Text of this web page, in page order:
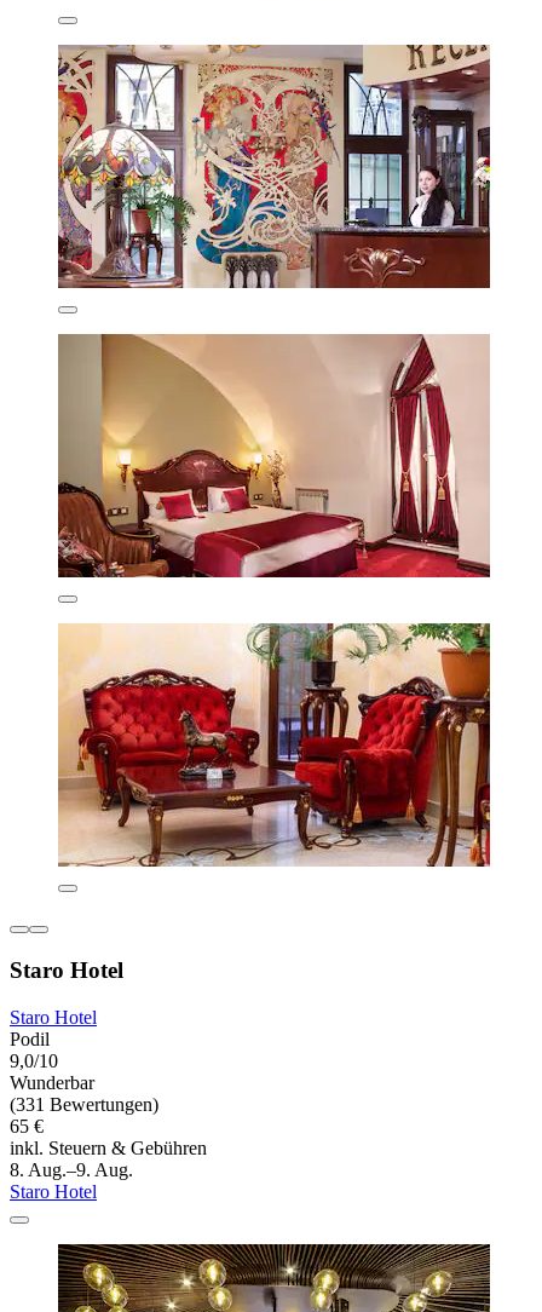
Staro Hotel
Staro Hotel
Podil
9,0/10
Wunderbar
(331 Bewertungen)
65 €
inkl. Steuern & Gebühren
8. Aug.–9. Aug.
Staro Hotel